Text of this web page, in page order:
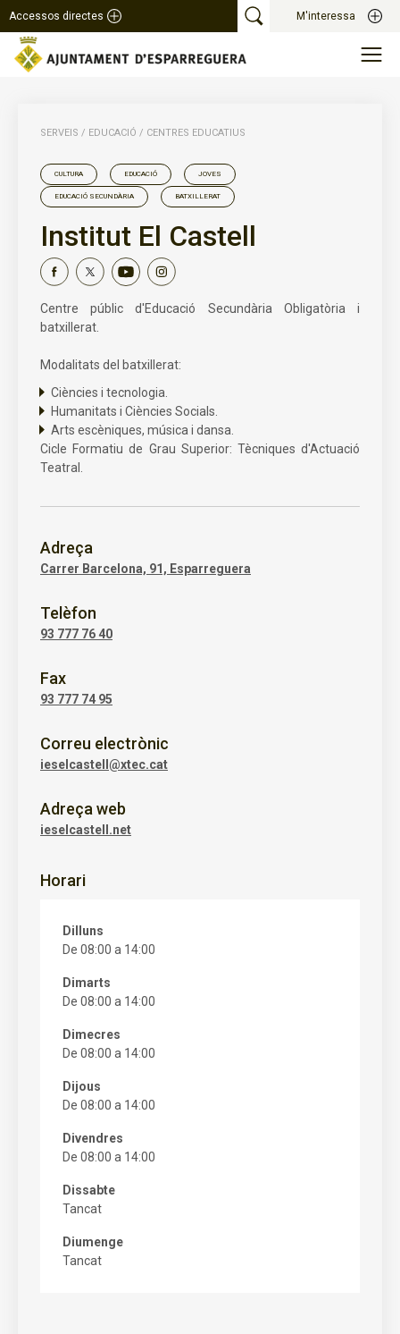
Accessos directes M'interessa
SERVEIS / EDUCACIÓ / CENTRES EDUCATIUS
CULTURA EDUCACIÓ JOVES
EDUCACIÓ SECUNDÀRIA BATXILLERAT
Institut El Castell
Centre públic d'Educació Secundària Obligatòria i
batxillerat.
Modalitats del batxillerat:
Ciències i tecnologia.
Humanitats i Ciències Socials.
Arts escèniques, música i dansa.
Cicle Formatiu de Grau Superior: Tècniques d'Actuació
Teatral.
Adreça
Carrer Barcelona, 91, Esparreguera
Telèfon
93 777 76 40
Fax
93 777 74 95
Correu electrònic
ieselcastell@xtec.cat
Adreça web
ieselcastell.net
Horari
Dilluns
De 08:00 a 14:00
Dimarts
De 08:00 a 14:00
Dimecres
De 08:00 a 14:00
Dijous
De 08:00 a 14:00
Divendres
De 08:00 a 14:00
Dissabte
Tancat
Diumenge
Tancat